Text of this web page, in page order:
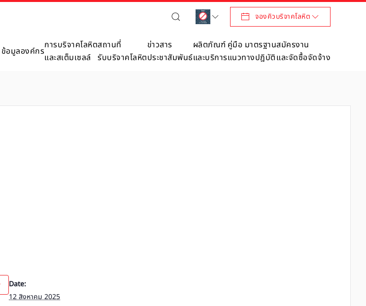
จองคิวบริจาคโลหิต
ข้อมูลองค์กร
การบริจาคโลหิต
และสเต็มเซลล์
สถานที่
รับบริจาคโลหิต
ข่าวสาร
ประชาสัมพันธ์
ผลิตภัณฑ์
และบริการ
คู่มือ มาตรฐาน
แนวทางปฎิบัติ
สมัครงาน
และจัดซื้อจัดจ้าง
Date:
12 สิงหาคม 2025